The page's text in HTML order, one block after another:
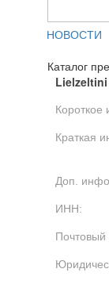
НОВОСТИ
Каталог
Короткое
Краткая
Доп.
ИНН:
Почтовый